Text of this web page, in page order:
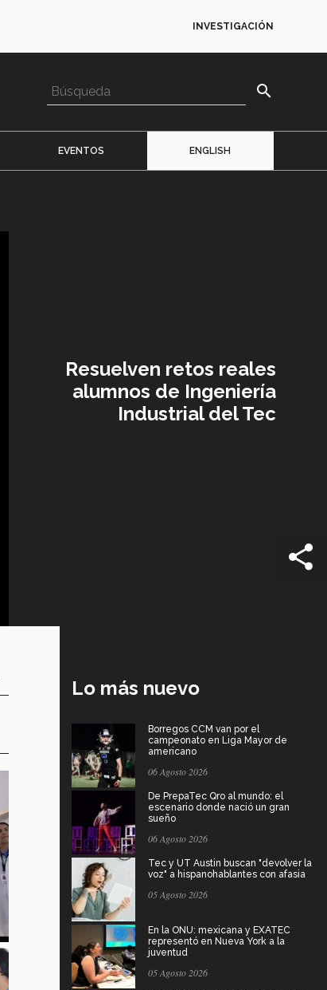
INVESTIGACIÓN
search
EVENTOS ENGLISH
Resuelven retos reales
alumnos de Ingeniería
Industrial del Tec
Lo más nuevo
Borregos CCM van por el
campeonato en Liga Mayor de
americano
06 Agosto 2026
De PrepaTec Qro al mundo: el
escenario donde nació un gran
sueño
06 Agosto 2026
Tec y UT Austin buscan "devolver la
voz" a hispanohablantes con afasia
05 Agosto 2026
En la ONU: mexicana y EXATEC
representó en Nueva York a la
juventud
05 Agosto 2026